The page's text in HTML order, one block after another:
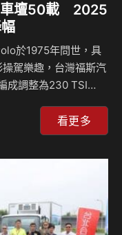
車壇50載 2025
於1975年問世，具
駕樂趣，台灣福斯汽
成調整為230 TSI
大馬力116ps、最大
觸控式雙區
頭燈智慧切換，打造
式、…
看更多